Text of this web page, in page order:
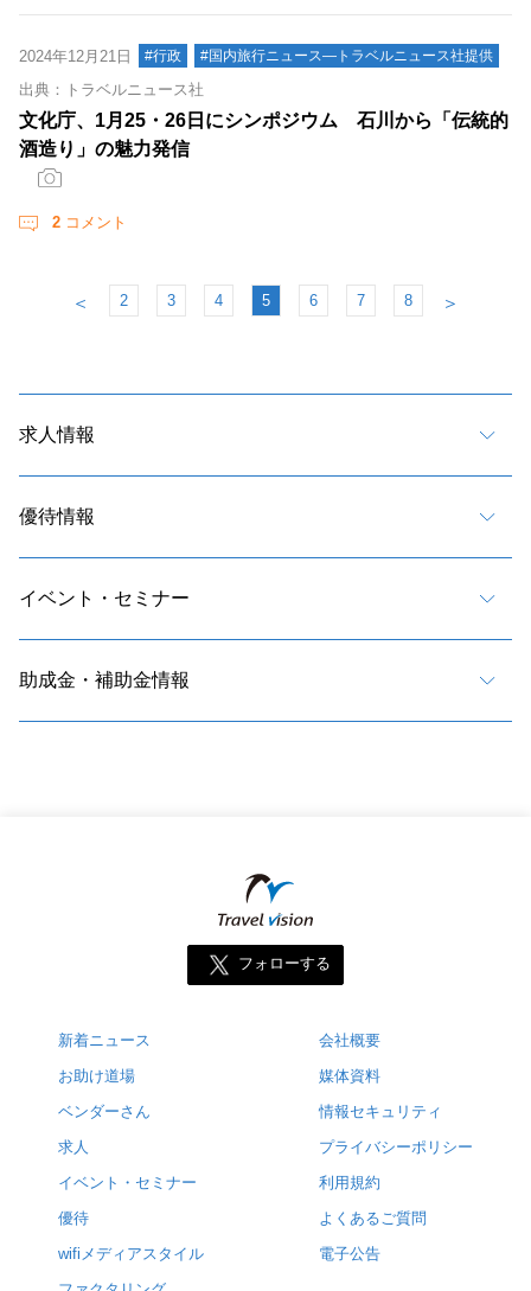
2024年12月21日 #行政 #国内旅行ニュース―トラベルニュース社提供
出典：トラベルニュース社
文化庁、1月25・26日にシンポジウム 石川から「伝統的
酒造り」の魅力発信
2 コメント
＜ 2 3 4 5 6 7 8 ＞
求人情報
優待情報
イベント・セミナー
助成金・補助金情報
フォローする
新着ニュース
お助け道場
ベンダーさん
求人
イベント・セミナー
優待
wifiメディアスタイル
会社概要
媒体資料
情報セキュリティ
プライバシーポリシー
利用規約
よくあるご質問
電子公告